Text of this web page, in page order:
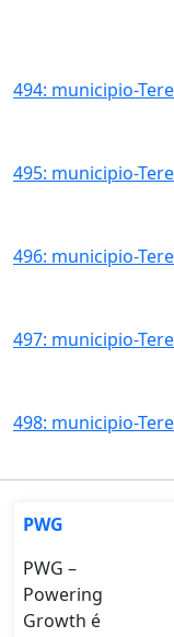
PWG
PWG –
Powering
Growth é